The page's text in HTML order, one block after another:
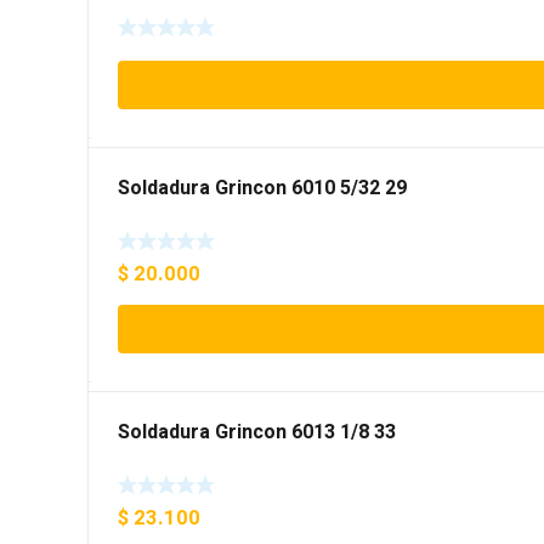
Soldadura Grincon 6010 5/32 29
$ 20.000
Soldadura Grincon 6013 1/8 33
$ 23.100